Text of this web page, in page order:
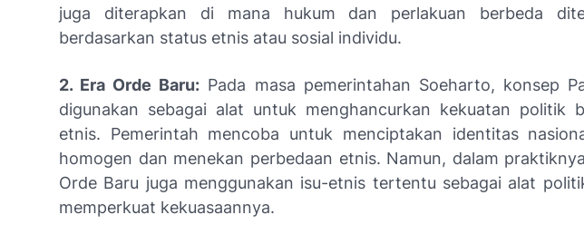
juga diterapkan di mana hukum dan perlakuan berbeda
berdasarkan status etnis atau sosial individu.
2. Era Orde Baru: Pada masa pemerintahan Soeharto, konsep
digunakan sebagai alat untuk menghancurkan kekuatan politik
etnis. Pemerintah mencoba untuk menciptakan identitas
homogen dan menekan perbedaan etnis. Namun, dalam
Orde Baru juga menggunakan isu-etnis tertentu sebagai alat
memperkuat kekuasaannya.